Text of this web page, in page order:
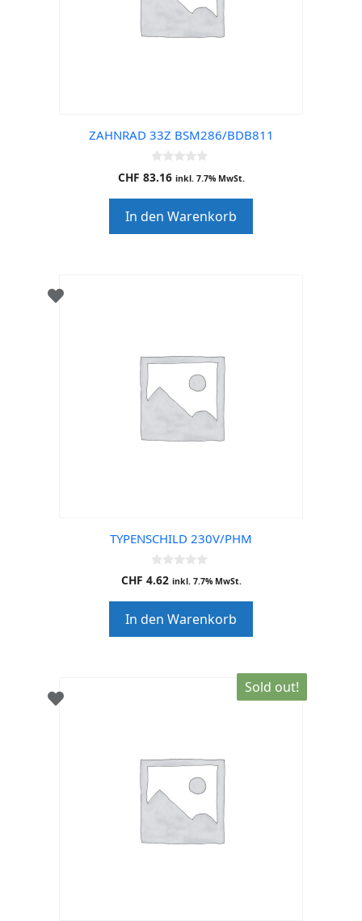
ZAHNRAD 33Z BSM286/BDB811
0
o
o
f
5
CHF 83.16 inkl. 7.7% MwSt.
In den Warenkorb
TYPENSCHILD 230V/PHM
0
o
o
f
5
CHF 4.62 inkl. 7.7% MwSt.
In den Warenkorb
Sold out!